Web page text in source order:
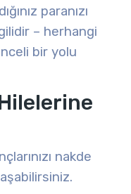
paranızı
– herhangi
bir yolu
nakde